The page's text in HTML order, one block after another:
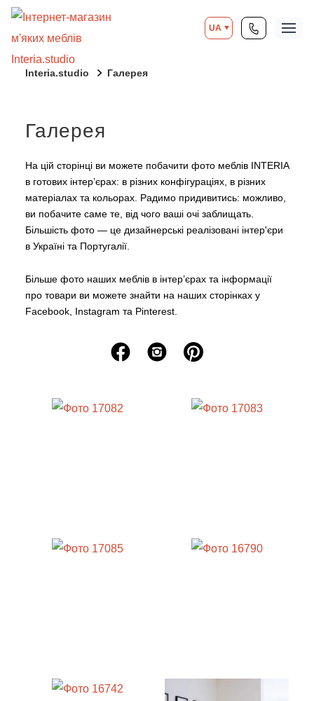
UA
Interia.studio Галерея
Галерея
На цій сторінці ви можете побачити фото меблів INTERIA
в готових інтер’єрах: в різних конфігураціях, в різних
матеріалах та кольорах. Радимо придивитись: можливо,
ви побачите саме те, від чого ваші очі заблищать.
Більшість фото — це дизайнерські реалізовані інтер'єри
в Україні та Португалії.
Більше фото наших меблів в інтер’єрах та інформації
про товари ви можете знайти на наших сторінках у
Facebook, Instagram та Pinterest.